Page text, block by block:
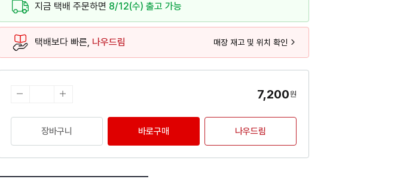
지금 택배 주문하면 8/12(수) 출고 가능
택배보다 빠른, 나우드림 매장 재고 및 위치 확인
7,200원
장바구니 바로구매 나우드림